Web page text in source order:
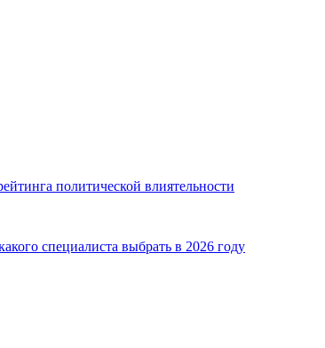
политической влиятельности
специалиста выбрать в 2026 году